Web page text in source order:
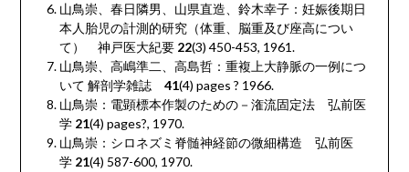
山鳥崇、春日隣男、山県直造、鈴木幸子：妊娠後期日
本人胎児の計測的研究（体重、脳重及び座高につい
て） 神戸医大紀要 22(3) 450-453, 1961.
山鳥崇、高嶋準二、高島哲：重複上大静脈の一例につ
いて 解剖学雑誌 41(4) pages ? 1966.
山鳥崇：電顕標本作製のための－潅流固定法 弘前医
学 21(4) pages?, 1970.
山鳥崇：シロネズミ脊髄神経節の微細構造 弘前医
学 21(4) 587-600, 1970.